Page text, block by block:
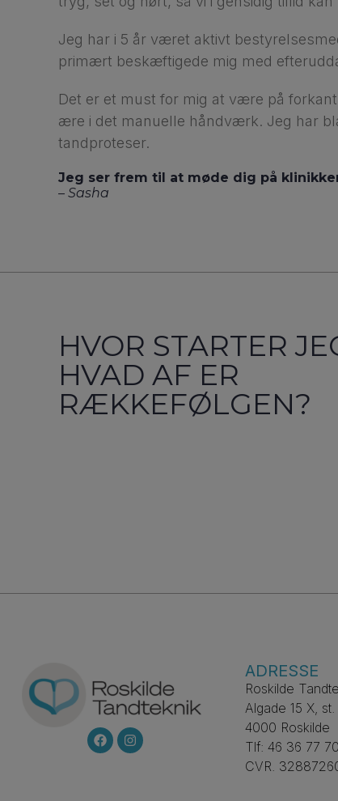
Jeg har i 5 år været aktivt
primært beskæftigede mig med
Det er et must for mig at være på
ære i det manuelle håndværk. Jeg har
tandproteser.
Jeg ser frem til at møde dig på
– Sasha
HVOR STARTER
HVAD AF ER
RÆKKEFØLGEN?
ADRESSE
Roskilde
Algade 15 X, st.
4000 Roskilde
Tlf: 46 36 77 70
CVR.